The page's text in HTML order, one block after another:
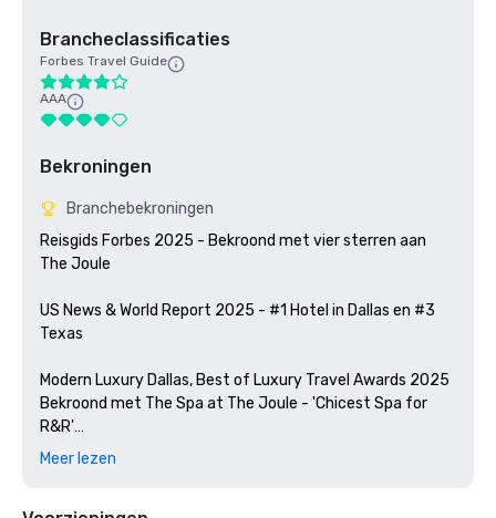
Brancheclassificaties
Forbes Travel Guide
AAA
Bekroningen
Branchebekroningen
Reisgids Forbes 2025 - Bekroond met vier sterren aan
The Joule
US News & World Report 2025 - #1 Hotel in Dallas en #3
Texas
Modern Luxury Dallas, Best of Luxury Travel Awards 2025
Bekroond met The Spa at The Joule - 'Chicest Spa for
R&R'
Spas of America heeft The Joule uitgeroepen tot #1 Spa
Meer lezen